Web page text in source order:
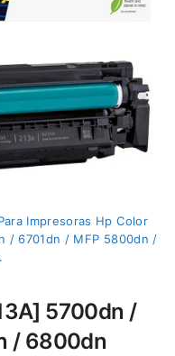
5700dn /
/ 6800dn